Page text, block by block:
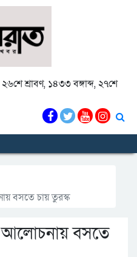
২৬শে শ্রাবণ, ১৪৩৩ বঙ্গাব্দ, ২৭শে
বসতে চায় তুরস্ক
আলোচনায় বসতে